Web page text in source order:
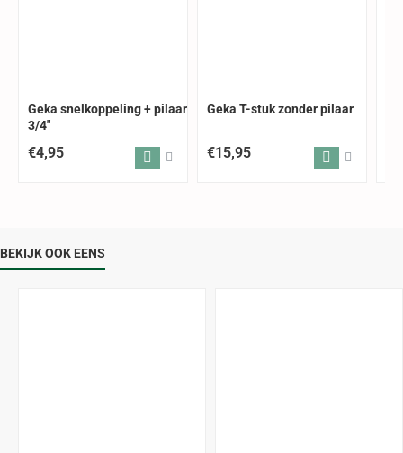
Geka snelkoppeling + pilaar
3/4"
€4,95
Geka T-stuk zonder pilaar
€15,95
BEKIJK OOK EENS